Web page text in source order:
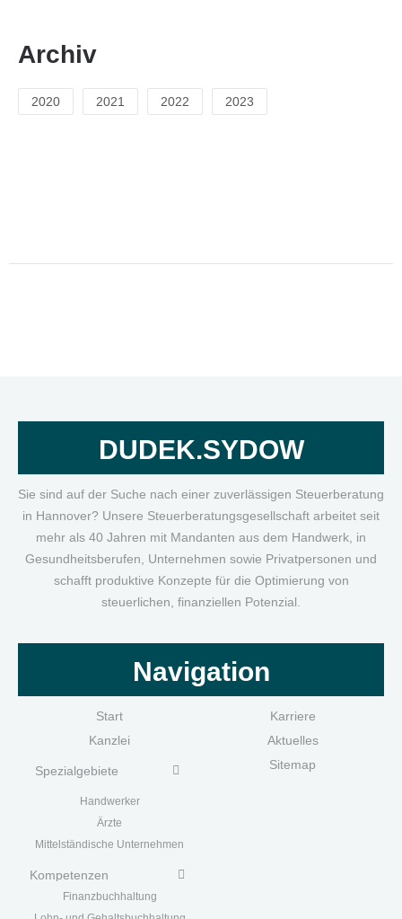
Archiv
2020 2021 2022 2023
DUDEK.SYDOW
Sie sind auf der Suche nach einer zuverlässigen Steuerberatung
in Hannover? Unsere Steuerberatungsgesellschaft arbeitet seit
mehr als 40 Jahren mit Mandanten aus dem Handwerk, in
Gesundheitsberufen, Unternehmen sowie Privatpersonen und
schafft produktive Konzepte für die Optimierung von
steuerlichen, finanziellen Potenzial.
Navigation
Start
Kanzlei
Spezialgebiete
Handwerker
Ärzte
Mittelständische Unternehmen
Kompetenzen
Finanzbuchhaltung
Karriere
Aktuelles
Sitemap